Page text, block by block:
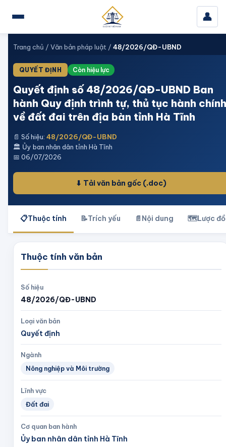
👤
Trang chủ / Văn bản pháp luật / 48/2026/QĐ-UBND
QUYẾT ĐỊNH Còn hiệu lực
Quyết định số 48/2026/QĐ-UBND Ban
hành Quy định trình tự, thủ tục hành chính
về đất đai trên địa bàn tỉnh Hà Tĩnh
📄 Số hiệu: 48/2026/QĐ-UBND
🏛️ Ủy ban nhân dân tỉnh Hà Tĩnh
📅 06/07/2026
⬇ Tải văn bản gốc (.doc)
📋Thuộc tính 📝Trích yếu 📄 Nội dung 🗺️Lược đồ
Thuộc tính văn bản
Số hiệu
48/2026/QĐ-UBND
Loại văn bản
Quyết định
Ngành
Nông nghiệp và Môi trường
Lĩnh vực
Đất đai
Cơ quan ban hành
Ủy ban nhân dân tỉnh Hà Tĩnh